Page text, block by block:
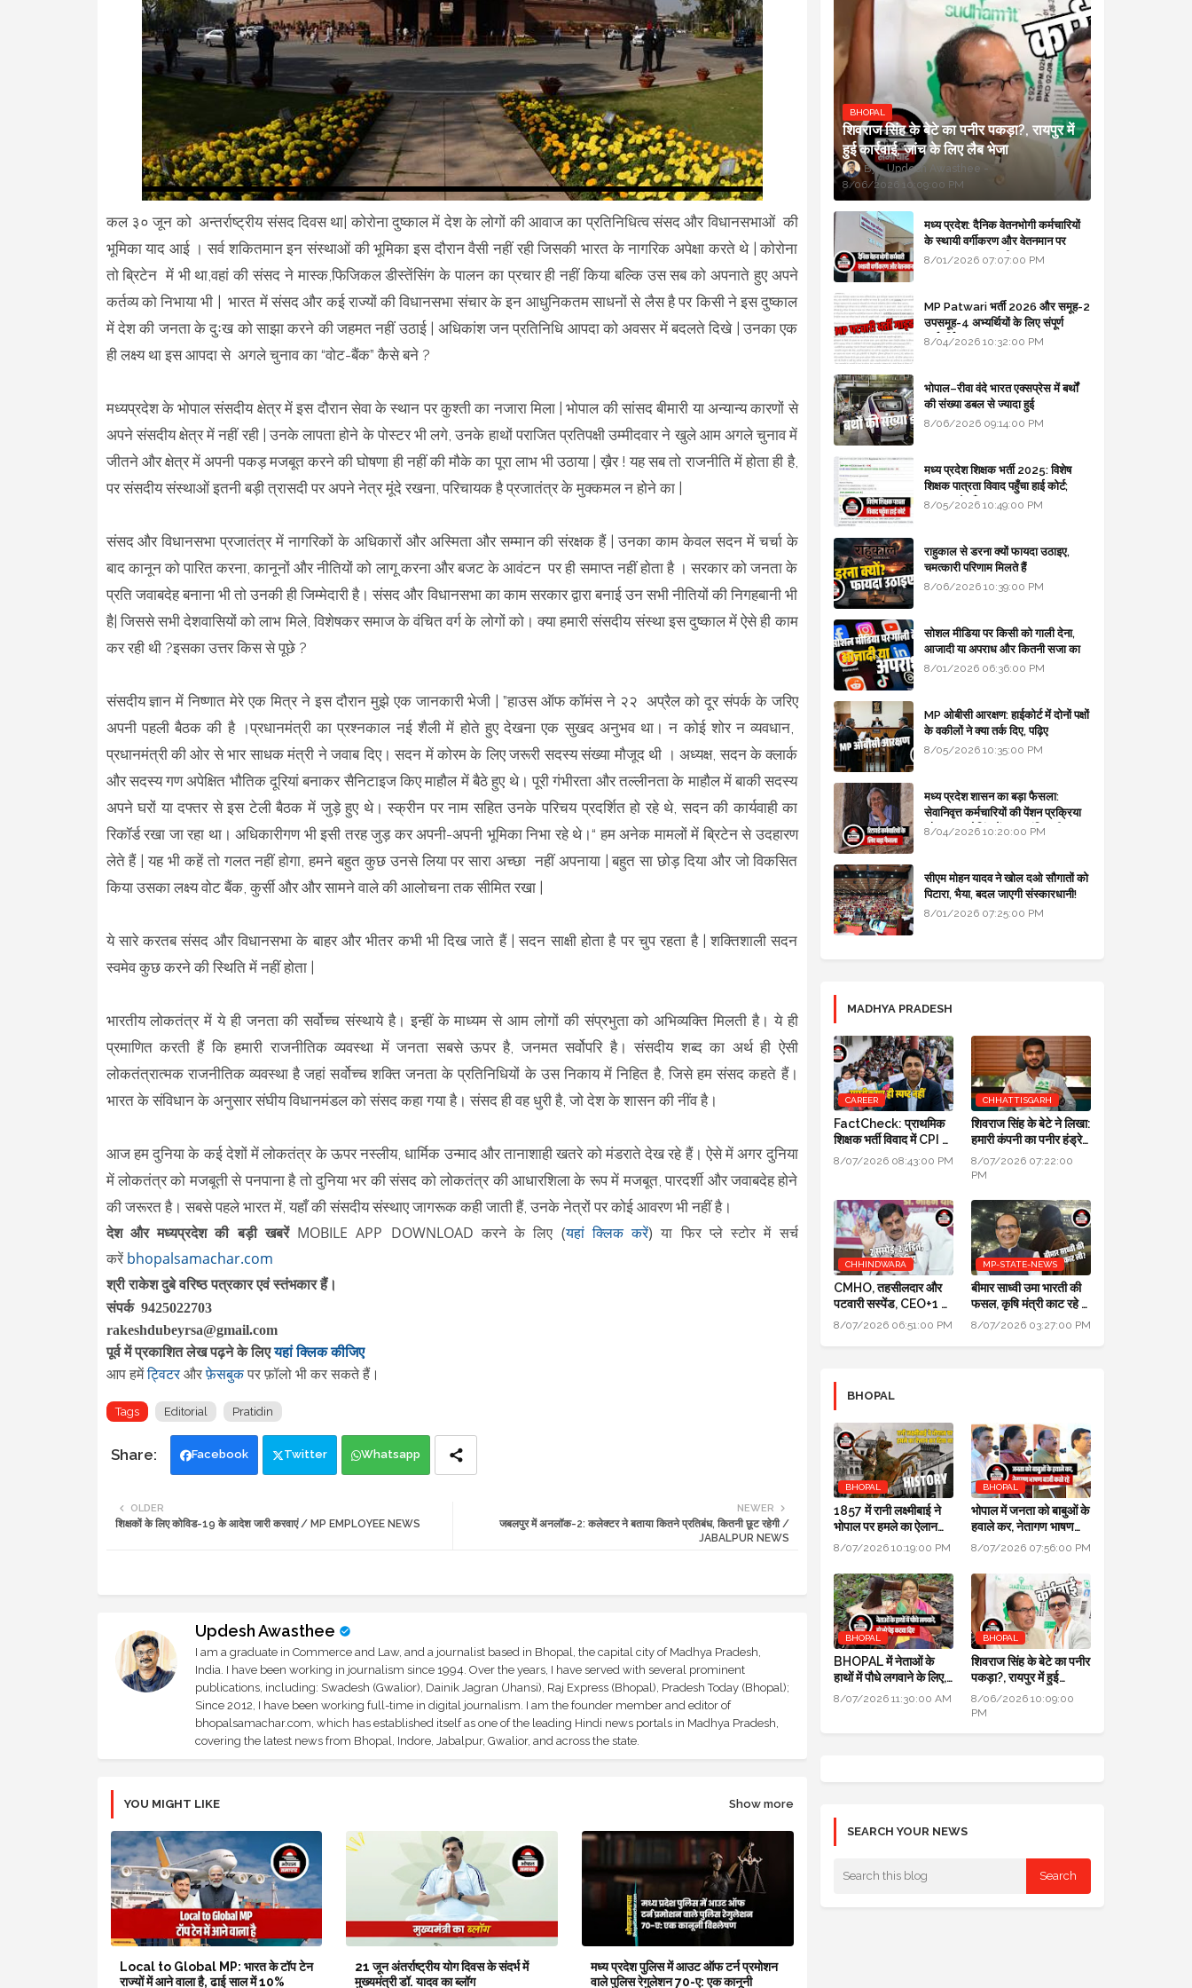
कल ३० जून को अन्तर्राष्ट्रीय संसद दिवस था| कोरोना दुष्काल में देश के लोगों की आवाज का प्रतिनिधित्व संसद और विधानसभाओं की
भूमिका याद आई । सर्व शकितमान इन संस्थाओं की भूमिका इस दौरान वैसी नहीं रही जिसकी भारत के नागरिक अपेक्षा करते थे | कोरोना
तो ब्रिटेन में भी था,वहां की संसद ने मास्क,फिजिकल डीस्तेंसिंग के पालन का प्रचार ही नहीं किया बल्कि उस सब को अपनाते हुए अपने
कर्तव्य को निभाया भी | भारत में संसद और कई राज्यों की विधानसभा संचार के इन आधुनिकतम साधनों से लैस है पर किसी ने इस दुष्काल
में देश की जनता के दुःख को साझा करने की जहमत नहीं उठाई | अधिकांश जन प्रतिनिधि आपदा को अवसर में बदलते दिखे | उनका एक
ही लक्ष्य था इस आपदा से अगले चुनाव का “वोट-बैंक” कैसे बने ?
मध्यप्रदेश के भोपाल संसदीय क्षेत्र में इस दौरान सेवा के स्थान पर कुश्ती का नजारा मिला | भोपाल की सांसद बीमारी या अन्यान्य कारणों से
अपने संसदीय क्षेत्र में नहीं रही | उनके लापता होने के पोस्टर भी लगे, उनके हाथों पराजित प्रतिपक्षी उम्मीदवार ने खुले आम अगले चुनाव में
जीतने और क्षेत्र में अपनी पकड़ मजबूत करने की घोषणा ही नहीं की मौके का पूरा लाभ भी उठाया | ख़ैर ! यह सब तो राजनीति में होता ही है,
पर संसदीय संस्थाओं इतनी बड़ी त्रासदी पर अपने नेत्र मूंदे रखना, परिचायक है प्रजातंत्र के मुक्कमल न होने का |
संसद और विधानसभा प्रजातंत्र में नागरिकों के अधिकारों और अस्मिता और सम्मान की संरक्षक हैं | उनका काम केवल सदन में चर्चा के
बाद कानून को पारित करना, कानूनों और नीतियों को लागू करना और बजट के आवंटन पर ही समाप्त नहीं होता है । सरकार को जनता के
प्रति जवाबदेह बनाना भी तो उनकी ही जिम्मेदारी है। संसद और विधानसभा का काम सरकार द्वारा बनाई उन सभी नीतियों की निगहबानी भी
है| जिससे सभी देशवासियों को लाभ मिले, विशेषकर समाज के वंचित वर्ग के लोगों को। क्या हमारी संसदीय संस्था इस दुष्काल में ऐसे ही काम
कर रही थी ?इसका उत्तर किस से पूछे ?
संसदीय ज्ञान में निष्णात मेरे एक मित्र ने इस दौरान मुझे एक जानकारी भेजी | ”हाउस ऑफ कॉमंस ने २२ अप्रैल को दूर संपर्क के जरिए
अपनी पहली बैठक की है ।प्रधानमंत्री का प्रश्नकाल नई शैली में होते हुए देखना एक सुखद अनुभव था। न कोई शोर न व्यवधान,
प्रधानमंत्री की ओर से भार साधक मंत्री ने जवाब दिए। सदन में कोरम के लिए जरूरी सदस्य संख्या मौजूद थी । अध्यक्ष, सदन के क्लार्क
और सदस्य गण अपेक्षित भौतिक दूरियां बनाकर सैनिटाइज किए माहौल में बैठे हुए थे। पूरी गंभीरता और तल्लीनता के माहौल में बाकी सदस्य
अपने घरों या दफ्तर से इस टेली बैठक में जुड़े हुए थे। स्क्रीन पर नाम सहित उनके परिचय प्रदर्शित हो रहे थे, सदन की कार्यवाही का
रिकॉर्ड रखा जा रहा था। अधिकारीगण भी इसी तरह जुड़ कर अपनी-अपनी भूमिका निभा रहे थे।“ हम अनेक मामलों में ब्रिटेन से उदहारण
लेते हैं | यह भी कहें तो गलत नहीं होगा, हमने बहुत कुछ उनसे लिया पर सारा अच्छा नहीं अपनाया | बहुत सा छोड़ दिया और जो विकसित
किया उसका लक्ष्य वोट बैंक, कुर्सी और और सामने वाले की आलोचना तक सीमित रखा |
ये सारे करतब संसद और विधानसभा के बाहर और भीतर कभी भी दिख जाते हैं | सदन साक्षी होता है पर चुप रहता है | शक्तिशाली सदन
स्वमेव कुछ करने की स्थिति में नहीं होता |
भारतीय लोकतंत्र में ये ही जनता की सर्वोच्च संस्थाये है। इन्हीं के माध्यम से आम लोगों की संप्रभुता को अभिव्यक्ति मिलती है। ये ही
प्रमाणित करती हैं कि हमारी राजनीतिक व्यवस्था में जनता सबसे ऊपर है, जनमत सर्वोपरि है। संसदीय शब्द का अर्थ ही ऐसी
लोकतंत्रात्मक राजनीतिक व्यवस्था है जहां सर्वोच्च शक्ति जनता के प्रतिनिधियों के उस निकाय में निहित है, जिसे हम संसद कहते हैं।
भारत के संविधान के अनुसार संघीय विधानमंडल को संसद कहा गया है। संसद ही वह धुरी है, जो देश के शासन की नींव है।
आज हम दुनिया के कई देशों में लोकतंत्र के ऊपर नस्लीय, धार्मिक उन्माद और तानाशाही खतरे को मंडराते देख रहे हैं। ऐसे में अगर दुनिया
में लोकतंत्र को मजबूती से पनपाना है तो दुनिया भर की संसद को लोकतंत्र की आधारशिला के रूप में मजबूत, पारदर्शी और जवाबदेह होने
की जरूरत है। सबसे पहले भारत में, यहाँ की संसदीय संस्थाए जागरूक कही जाती हैं, उनके नेत्रों पर कोई आवरण भी नहीं है।
देश और मध्यप्रदेश की बड़ी खबरें MOBILE APP DOWNLOAD करने के लिए (यहां क्लिक करें)या फिर प्ले स्टोर में सर्च
करें bhopalsamachar.com
श्री राकेश दुबे वरिष्ठ पत्रकार एवं स्तंभकार हैं।
संपर्क 9425022703
rakeshdubeyrsa@gmail.com
पूर्व में प्रकाशित लेख पढ़ने के लिएयहां क्लिक कीजिए
आप हमेंट्विटरऔरफ़ेसबुकपर फ़ॉलो भी कर सकते हैं।
Tags Editorial Pratidin
Facebook Twitter Whatsapp
NEWER
जबलपुर में अनलॉक-2: कलेक्टर ने बताया कितने प्रतिबंध, कितनी छूट रहेगी /
JABALPUR NEWS
OLDER
शिक्षकों के लिए कोविड-19 के आदेश जारी करवाएं / MP EMPLOYEE NEWS
Updesh Awasthee
I am a graduate in Commerce and Law, and a journalist based in Bhopal, the capital city of Madhya Pradesh,
India. I have been working in journalism since 1994. Over the years, I have served with several prominent
publications, including: Swadesh (Gwalior), Dainik Jagran (Jhansi), Raj Express (Bhopal), Pradesh Today (Bhopal);
Since 2012, I have been working full-time in digital journalism. I am the founder member and editor of
bhopalsamachar.com, which has established itself as one of the leading Hindi news portals in Madhya Pradesh,
covering the latest news from Bhopal, Indore, Jabalpur, Gwalior, and across the state.
YOU MIGHT LIKE Show more
Local to Global MP: भारत के टॉप टेन
राज्यों में आने वाला है, ढाई साल में 10%
21 जून अंतर्राष्ट्रीय योग दिवस के संदर्भ में
मुख्यमंत्री डॉ. यादव का ब्लॉग
मध्य प्रदेश पुलिस में आउट ऑफ टर्न प्रमोशन
वाले पुलिस रेगुलेशन 70-ए: एक कानूनी
BHOPAL
शिवराज सिंह के बेटे का पनीर पकड़ा?, रायपुर में
हुई कार्रवाई, जांच के लिए लैब भेजा
Updesh Awasthee
8/06/2026 10:09:00 PM
मध्य प्रदेश: दैनिक वेतनभोगी कर्मचारियों
के स्थायी वर्गीकरण और वेतनमान पर
सरकार का बड़ा स्पष्टीकरण
8/01/2026 07:07:00 PM
MP Patwari भर्ती 2026 और समूह-2
उपसमूह-4 अभ्यर्थियों के लिए संपूर्ण
मार्गदर्शिका
8/04/2026 10:32:00 PM
भोपाल–रीवा वंदे भारत एक्सप्रेस में बर्थों
की संख्या डबल से ज्यादा हुई
8/06/2026 09:14:00 PM
मध्य प्रदेश शिक्षक भर्ती 2025: विशेष
शिक्षक पात्रता विवाद पहुँचा हाई कोर्ट;
सरकार से माँगा जवाब
8/05/2026 10:49:00 PM
राहुकाल से डरना क्यों फायदा उठाइए,
चमत्कारी परिणाम मिलते हैं
8/06/2026 10:39:00 PM
सोशल मीडिया पर किसी को गाली देना,
आजादी या अपराध और कितनी सजा का
प्रावधान - free legal advice
8/01/2026 06:36:00 PM
MP ओबीसी आरक्षण: हाईकोर्ट में दोनों पक्षों
के वकीलों ने क्या तर्क दिए, पढ़िए
8/05/2026 10:35:00 PM
मध्य प्रदेश शासन का बड़ा फैसला:
सेवानिवृत्त कर्मचारियों की पेंशन प्रक्रिया
और बजट कोडिंग में हुए क्रांतिकारी
8/04/2026 10:20:00 PM
सीएम मोहन यादव ने खोल दओ सौगातों को
पिटारा, भैया, बदल जाएगी संस्कारधानी!
8/01/2026 07:25:00 PM
MADHYA PRADESH
CAREER
FactCheck: प्राथमिक
शिक्षक भर्ती विवाद में CPI का
स्पष्टीकरण ही स्पष्ट नहीं
8/07/2026 08:43:00 PM
CHHATTISGARH
शिवराज सिंह के बेटे ने लिखा:
हमारी कंपनी का पनीर हंड्रेड
परसेंट प्योर है, लैब रिपोर्ट आ
गई है
8/07/2026 07:22:00
PM
CHHINDWARA
CMHO, तहसीलदार और
पटवारी सस्पेंड, CEO+1 का
सैलरी इंक्रीमेंट स्टॉप,
8/07/2026 06:51:00 PM
MP-STATE-NEWS
बीमार साध्वी उमा भारती की
फसल, कृषि मंत्री काट रहे हैं:
पॉलिटिक्स गजब है @ दतिया
8/07/2026 03:27:00 PM
BHOPAL
BHOPAL
1857 में रानी लक्ष्मीबाई ने
भोपाल पर हमले का ऐलान
कर दिया था, बेगम ने रानी को
8/07/2026 10:19:00 PM
BHOPAL
भोपाल में जनता को बाबुओं के
हवाले कर, नेतागण भाषण
बाजी करते रहे: मुख्यमंत्री
8/07/2026 07:56:00 PM
BHOPAL
BHOPAL में नेताओं के
हाथों में पौधे लगवाने के लिए,
700 हरे भरे पेड़ कटवा दिए
8/07/2026 11:30:00 AM
BHOPAL
शिवराज सिंह के बेटे का पनीर
पकड़ा?, रायपुर में हुई
कार्रवाई, जांच के लिए लैब
भेजा
8/06/2026 10:09:00
PM
SEARCH YOUR NEWS